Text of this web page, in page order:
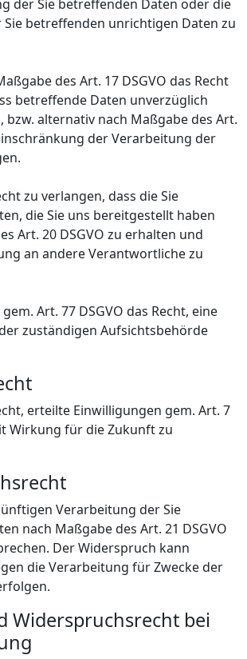
der Sie betreffenden Daten oder die
betreffenden unrichtigen Daten zu
des Art. 17 DSGVO das Recht
betreffende Daten unverzüglich
bzw. alternativ nach Maßgabe des Art.
der Verarbeitung der
zu verlangen, dass die Sie
die Sie uns bereitgestellt haben
Art. 20 DSGVO zu erhalten und
an andere Verantwortliche zu
Art. 77 DSGVO das Recht, eine
zuständigen Aufsichtsbehörde
erteilte Einwilligungen gem. Art. 7
Wirkung für die Zukunft zu
Verarbeitung der Sie
nach Maßgabe des Art. 21 DSGVO
Der Widerspruch kann
die Verarbeitung für Zwecke der
Widerspruchsrecht bei